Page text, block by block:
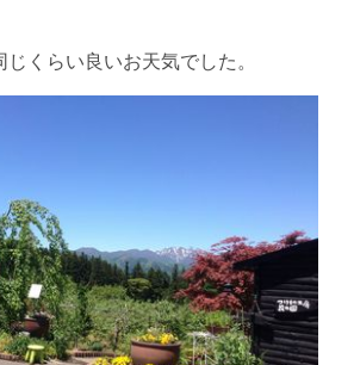
くらい良いお天気でした。